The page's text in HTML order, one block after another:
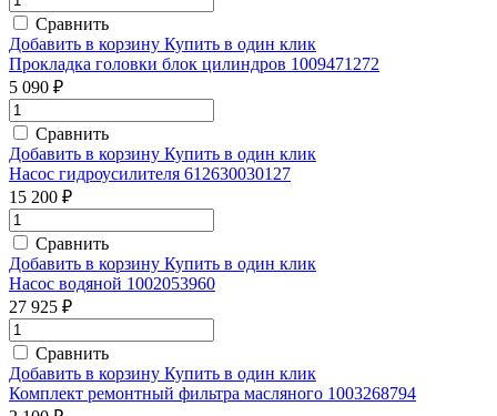
Сравнить
Добавить в корзину Купить в один клик
Прокладка головки блок цилиндров 1009471272
5 090 ₽
Сравнить
Добавить в корзину Купить в один клик
Насос гидроусилителя 612630030127
15 200 ₽
Сравнить
Добавить в корзину Купить в один клик
Насос водяной 1002053960
27 925 ₽
Сравнить
Добавить в корзину Купить в один клик
Комплект ремонтный фильтра масляного 1003268794